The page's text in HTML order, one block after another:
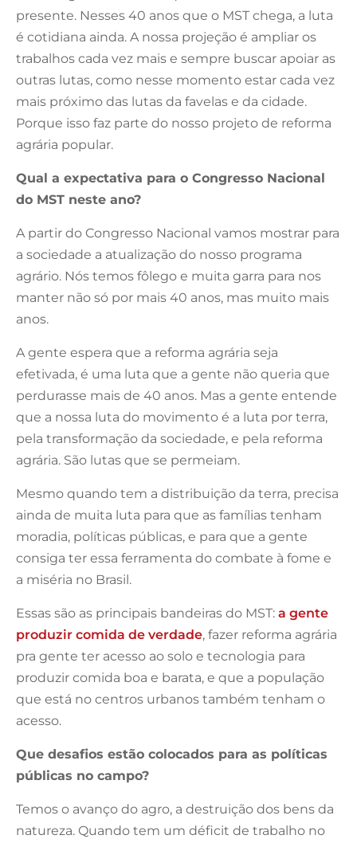
presente. Nesses 40 anos que o MST chega, a luta
é cotidiana ainda. A nossa projeção é ampliar os
trabalhos cada vez mais e sempre buscar apoiar as
outras lutas, como nesse momento estar cada vez
mais próximo das lutas da favelas e da cidade.
Porque isso faz parte do nosso projeto de reforma
agrária popular.
Qual a expectativa para o Congresso Nacional
do MST neste ano?
A partir do Congresso Nacional vamos mostrar para
a sociedade a atualização do nosso programa
agrário. Nós temos fôlego e muita garra para nos
manter não só por mais 40 anos, mas muito mais
anos.
A gente espera que a reforma agrária seja
efetivada, é uma luta que a gente não queria que
perdurasse mais de 40 anos. Mas a gente entende
que a nossa luta do movimento é a luta por terra,
pela transformação da sociedade, e pela reforma
agrária. São lutas que se permeiam.
Mesmo quando tem a distribuição da terra, precisa
ainda de muita luta para que as famílias tenham
moradia, políticas públicas, e para que a gente
consiga ter essa ferramenta do combate à fome e
a miséria no Brasil.
Essas são as principais bandeiras do MST: a gente
produzir comida de verdade, fazer reforma agrária
pra gente ter acesso ao solo e tecnologia para
produzir comida boa e barata, e que a população
que está no centros urbanos também tenham o
acesso.
Que desafios estão colocados para as políticas
públicas no campo?
Temos o avanço do agro, a destruição dos bens da
natureza. Quando tem um déficit de trabalho no